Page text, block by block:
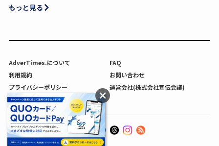
もっと見る
AdverTimes.について
FAQ
利用規約
お問い合わせ
プライバシーポリシー
運営会社(株式会社宣伝会議)
利用者情報の外部送信について